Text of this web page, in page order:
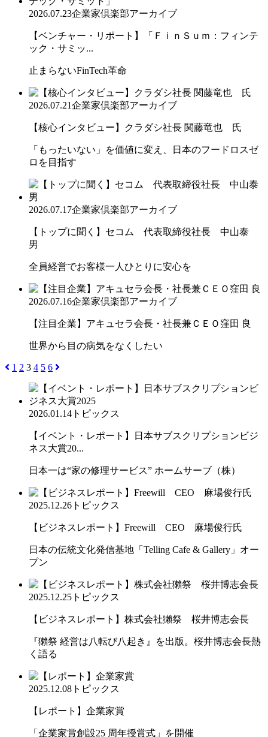
2026.07.23企業家倶楽部アーカイブ
【ベンチャー・リポート】「ＦｉｎＳｕｍ：フィンテ
ック・サミッ...
止まらないFinTech革命
2026.07.21企業家倶楽部アーカイブ
【核心インタビュー】クラダシ社長 関藤竜也 氏
「もったいない」を価値に変え、日本のフードロスゼ
ロを目指す
2026.07.17企業家倶楽部アーカイブ
【トップに聞く】セコム 代表取締役社長 中山泰
男
全員経営でお客様一人ひとりに安心を
2026.07.16企業家倶楽部アーカイブ
【注目企業】アキュセラ会長・社長兼ＣＥＯ窪田 良
世界から目の病気をなくしたい
1 2 3 4 5 6
2026.01.14 トピックス
【イベント・レポート】日本サブスクリプションビジ
ネス大賞20...
日本一は“家の修理サービス” ホームサーブ（株）
2025.12.26 トピックス
【ビジネスレポート】Freewill CEO 麻場俊行氏
日本の伝統文化発信基地「Telling Cafe & Gallery」オー
プン
2025.12.25 トピックス
【ビジネスレポート】株式会社獺祭 桜井博志会長
『獺祭 経営は八転び八起き』を出版。桜井博志会長熱
く語る
2025.12.08 トピックス
【レポート】企業家賞
「企業家賞創設25 周年授賞式」を開催